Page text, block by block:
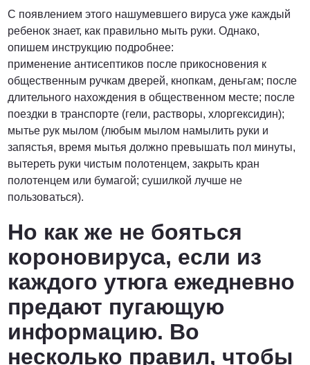
С появлением этого нашумевшего вируса уже каждый
ребенок знает, как правильно мыть руки. Однако,
опишем инструкцию подробнее:
применение антисептиков после прикосновения к
общественным ручкам дверей, кнопкам, деньгам; после
длительного нахождения в общественном месте; после
поездки в транспорте (гели, растворы, хлоргексидин);
мытье рук мылом (любым мылом намылить руки и
запястья, время мытья должно превышать пол минуты,
вытереть руки чистым полотенцем, закрыть кран
полотенцем или бумагой; сушилкой лучше не
пользоваться).
Но как же не бояться
короновируса, если из
каждого утюга ежедневно
предают пугающую
информацию. Во
несколько правил, чтобы